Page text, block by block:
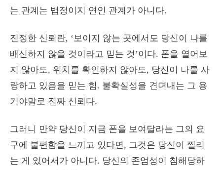
는 관계는 법정이지 연인 관계가 아니다.
진정한 신뢰란, ‘보이지 않는 곳에서도 당신이 나를
배신하지 않을 것이라고 믿는 것’이다. 폰을 열어보
지 않아도, 위치를 확인하지 않아도, 당신이 나를 사
랑하고 있음을 믿는 힘. 불확실성을 견뎌내는 그 용
기야말로 진짜 신뢰다.
그러니 만약 당신이 지금 폰을 보여달라는 그의 요
구에 불편함을 느끼고 있다면, 그것은 당신이 찔리
는 게 있어서가 아니다. 당신의 존엄성이 침해당하